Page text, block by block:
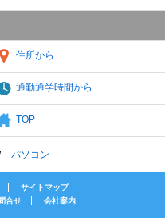
住所から
通勤通学時間から
TOP
パソコン
サイトマップ
合せ 会社案内